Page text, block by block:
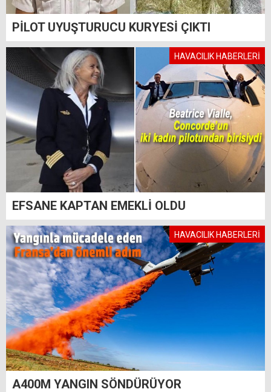
PİLOT UYUŞTURUCU KURYESİ ÇIKTI
HAVACILIK HABERLERİ
EFSANE KAPTAN EMEKLİ OLDU
HAVACILIK HABERLERİ
A400M YANGIN SÖNDÜRÜYOR